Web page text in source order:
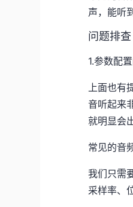
声，能听
问题排查
1.参数配
上面也有
音听起来
就明显会
常见的音
我们只需
采样率、